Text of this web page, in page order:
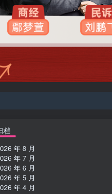
邮箱登录！
档
年 8 月
年 7 月
年 6 月
年 5 月
年 4 月